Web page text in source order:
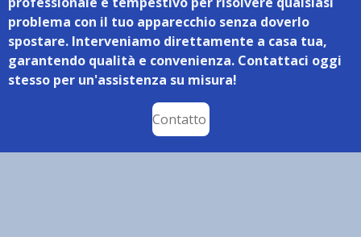
problema con il tuo apparecchio senza doverlo
spostare. Interveniamo direttamente a casa tua,
garantendo qualità e convenienza. Contattaci oggi
stesso per un'assistenza su misura!
Contatto